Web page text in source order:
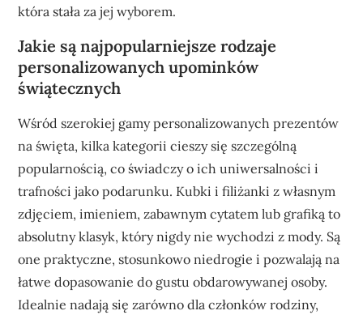
która stała za jej wyborem.
Jakie są najpopularniejsze rodzaje
personalizowanych upominków
świątecznych
Wśród szerokiej gamy personalizowanych prezentów
na święta, kilka kategorii cieszy się szczególną
popularnością, co świadczy o ich uniwersalności i
trafności jako podarunku. Kubki i filiżanki z własnym
zdjęciem, imieniem, zabawnym cytatem lub grafiką to
absolutny klasyk, który nigdy nie wychodzi z mody. Są
one praktyczne, stosunkowo niedrogie i pozwalają na
łatwe dopasowanie do gustu obdarowywanej osoby.
Idealnie nadają się zarówno dla członków rodziny,